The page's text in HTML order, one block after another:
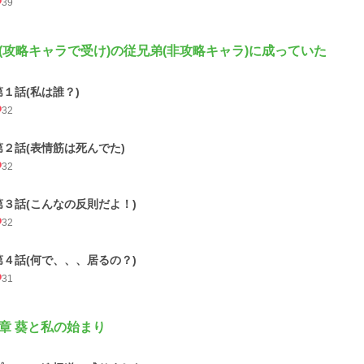
39
攻略キャラで受け)の従兄弟(非攻略キャラ)に成っていた
１話(私は誰？)
32
２話(表情筋は死んでた)
32
３話(こんなの反則だよ！)
32
４話(何で、、、居るの？)
31
葵と私の始まり